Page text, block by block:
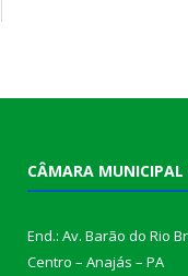
CÂMARA MUNICIPAL
End.: Av. Barão do Rio
Centro – Anajás – PA